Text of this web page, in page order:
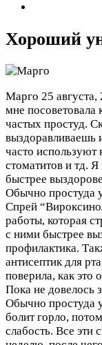
Хороший
Марго 25 августа,
мне посоветовала
частых простуд.
выздоравливаешь
часто используют
стоматитов и тд.
быстрее
Обычно простуда
Спрей
работы, которая
с ними быстрее
профилактика.
антисептик для
поверила, как это
Пока не довелось
Обычно простуда
болит горло,
слабость. Все эти